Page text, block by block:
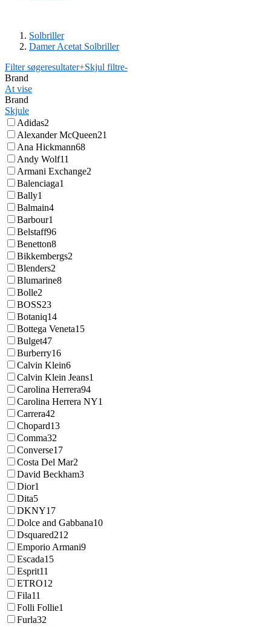
Solbriller
Damer Acetat Solbriller
Filter søgeresultater+Skjul filtre-
Brand
At vise
Brand
Skjule
Adidas2
Alexander McQueen21
Ana Hickmann68
Andy Wolf11
Armani Exchange2
Balenciaga1
Bally1
Balmain4
Barbour1
Belstaff96
Benetton8
Bikkembergs2
Blenders2
Blumarine8
Bolle2
BOSS23
Botaniq14
Bottega Veneta15
Bulget47
Burberry16
Calvin Klein6
Calvin Klein Jeans1
Carolina Herrera94
Carolina Herrera NY1
Carrera42
Chopard13
Comma32
Converse17
Costa Del Mar2
David Beckham3
Dior1
Dita5
DKNY17
Dolce and Gabbana10
Dsquared212
Emporio Armani9
Escada15
Esprit11
ETRO12
Fila11
Folli Follie1
Furla32